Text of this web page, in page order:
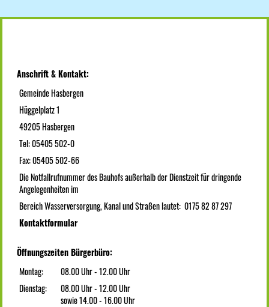
Anschrift & Kontakt:
Gemeinde Hasbergen
Hüggelplatz 1
49205 Hasbergen
Tel: 05405 502-0
Fax: 05405 502-66
Die Notfallrufnummer des Bauhofs außerhalb der Dienstzeit für dringende
Angelegenheiten im
Bereich Wasserversorgung, Kanal und Straßen lautet: 0175 82 87 297
Kontaktformular
Öffnungszeiten Bürgerbüro:
Montag:
08.00 Uhr - 12.00 Uhr
Dienstag:
08.00 Uhr - 12.00 Uhr
sowie 14.00 - 16.00 Uhr